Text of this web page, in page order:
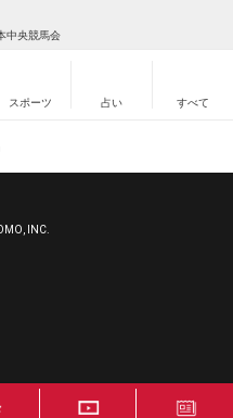
中央競馬会
スポーツ 占い すべて
INC.